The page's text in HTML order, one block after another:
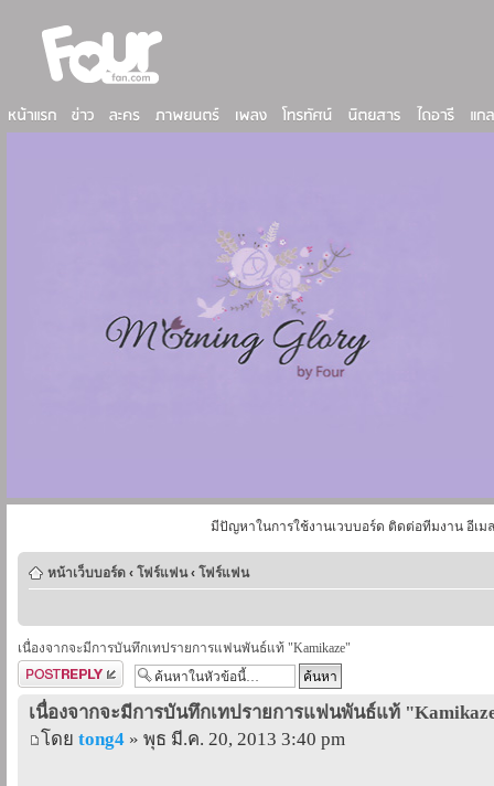
มีปัญหาในการใช้งานเวบบอร์ด ติดต่อทีมงาน อีเม
หน้าเว็บบอร์ด ‹ โฟร์แฟน ‹ โฟร์แฟน
เนื่องจากจะมีการบันทึกเทปรายการแฟนพันธ์แท้ "Kamikaze"
ตอบกระทู้
เนื่องจากจะมีการบันทึกเทปรายการแฟนพันธ์แท้
โดย tong4 » พุธ มี.ค. 20, 2013 3:40 pm